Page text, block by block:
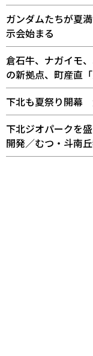
ガンダムたちが夏
示会始まる
倉石牛、ナガイモ
の新拠点、町産直
下北も夏祭り開幕
下北ジオパークを
開発／むつ・斗南